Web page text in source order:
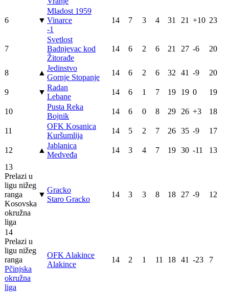
6 ▼
Mladost 1959
Vinarce
-1
14 7 3 4 31 21 +10 23
7
Svetlost
Badnjevac kod
Žitorađe
14 6 2 6 21 27 -6 20
8 ▲
Jedinstvo
Gornje Stopanje
14 6 2 6 32 41 -9 20
9 ▼
Radan
Lebane
14 6 1 7 19 19 0 19
10
Pusta Reka
Bojnik
14 6 0 8 29 26 +3 18
11
OFK Kosanica
Kuršumlija
14 5 2 7 26 35 -9 17
12 ▲
Jablanica
Medveđa
14 3 4 7 19 30 -11
13
13
Prelazi u
ligu nižeg
ranga
Kosovska
okružna
liga
▼
Gracko
Staro Gracko
14 3 3 8 18 27 -9 12
14
Prelazi u
ligu nižeg
ranga
Pčinjska
okružna
liga
OFK Alakince
Alakince
14 2 1 11 18 41 -23 7